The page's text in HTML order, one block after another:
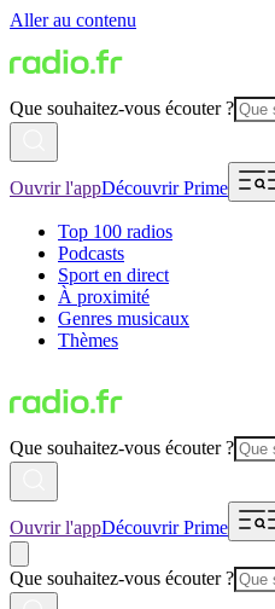
Aller au contenu
Que souhaitez-vous écouter ?
Ouvrir l'appDécouvrir Prime
Top 100 radios
Podcasts
Sport en direct
À proximité
Genres musicaux
Thèmes
Que souhaitez-vous écouter ?
Ouvrir l'appDécouvrir Prime
Que souhaitez-vous écouter ?